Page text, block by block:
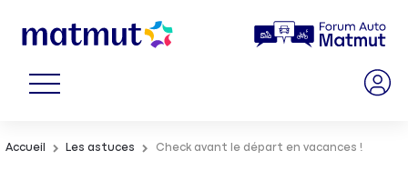
Accueil Les astuces Check avant le départ en vacances !